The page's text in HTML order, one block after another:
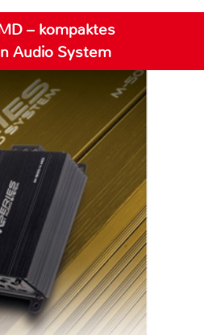
– kompaktes
Audio System